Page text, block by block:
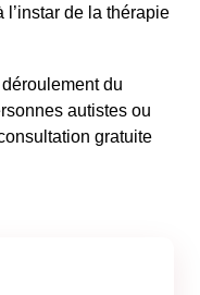
l’instar de la thérapie
du
autistes ou
gratuite